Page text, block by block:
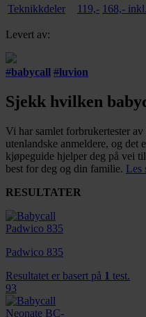
Teknikkdeler
119,- 168,-
Levert av:
#babycall #luvion
Sjekk hvilken
Vi har samlet forbrukertester
utenlandske anmeldere, og det
kjøpeguide hjelper deg på vei
best for deg og din familie. Les
RESULTATER
Padwico 835
Resultatet er basert på 1 test.
93